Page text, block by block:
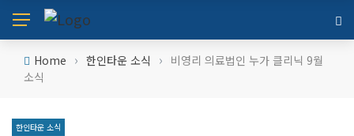
Home › 한인타운 소식 › 비영리 의료법인 누가 클리닉 9월
소식
한인타운 소식